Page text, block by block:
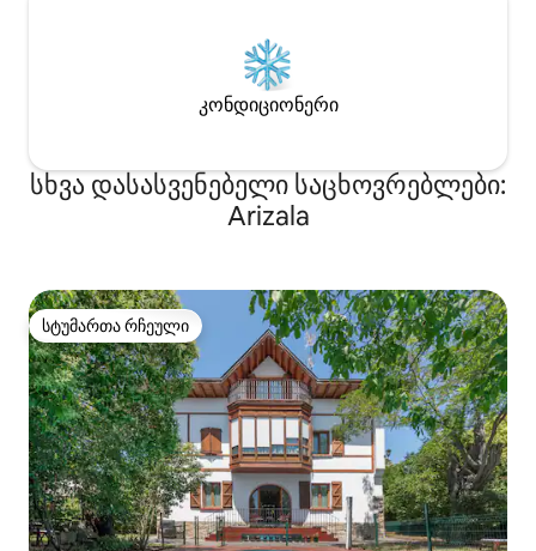
კონდიციონერი
სხვა დასასვენებელი საცხოვრებლები:
Arizala
სტუმართა რჩეული
სტუმართა რჩეული